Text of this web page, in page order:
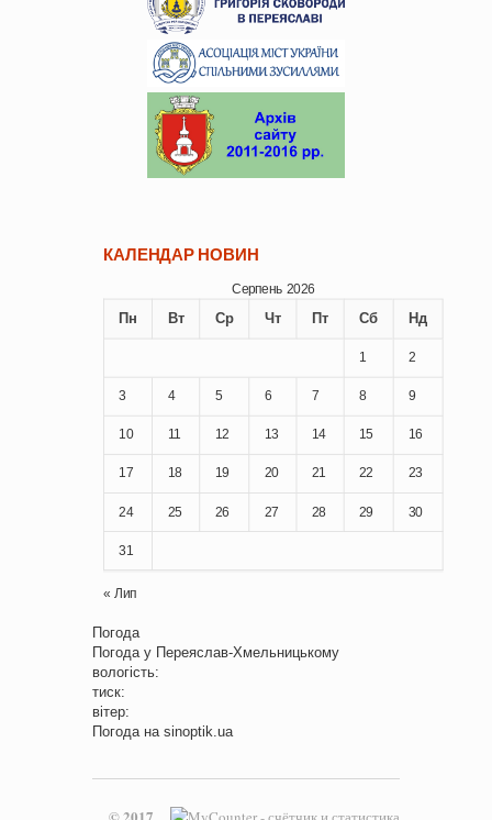
КАЛЕНДАР НОВИН
Серпень 2026
Пн Вт Ср Чт Пт Сб Нд
1 2
3 4 5 6 7 8 9
10 11 12 13 14 15 16
17 18 19 20 21 22 23
24 25 26 27 28 29 30
31
« Лип
Погода
Погода у Переяслав-Хмельницькому
вологість:
тиск:
вітер:
Погода на sinoptik.ua